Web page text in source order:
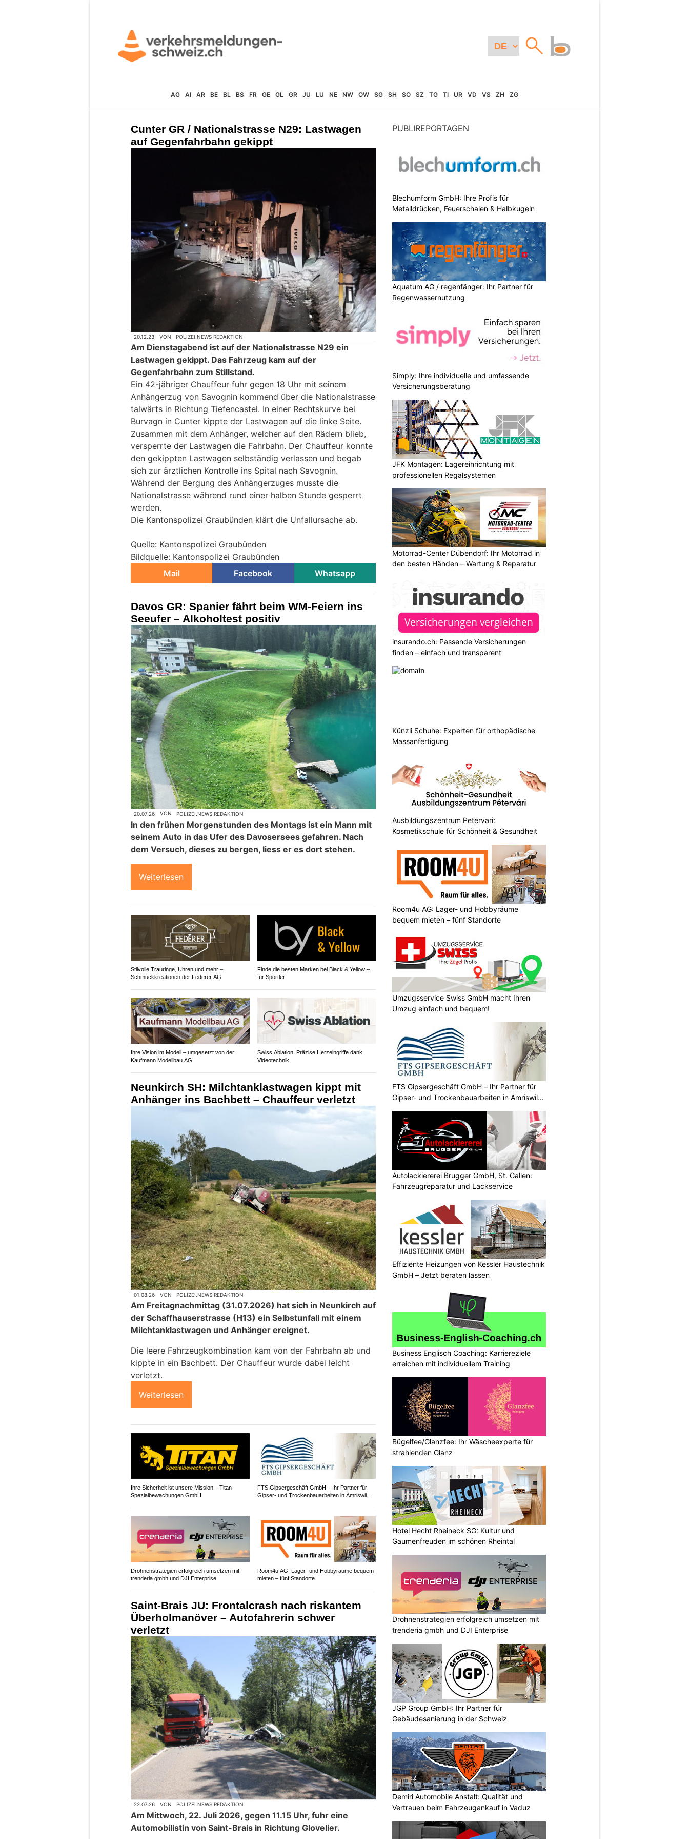
AG AI AR BE BL BS FR GE GL GR JU LU NE NW OW SG SH SO SZ TG TI UR VD VS ZH ZG
Cunter GR / Nationalstrasse N29: Lastwagen
auf Gegenfahrbahn gekippt
20.12.23 VON POLIZEI.NEWS REDAKTION
Am Dienstagabend ist auf der Nationalstrasse N29 ein
Lastwagen gekippt. Das Fahrzeug kam auf der
Gegenfahrbahn zum Stillstand.
Ein 42-jähriger Chauffeur fuhr gegen 18 Uhr mit seinem
Anhängerzug von Savognin kommend über die Nationalstrasse
talwärts in Richtung Tiefencastel. In einer Rechtskurve bei
Burvagn in Cunter kippte der Lastwagen auf die linke Seite.
Zusammen mit dem Anhänger, welcher auf den Rädern blieb,
versperrte der Lastwagen die Fahrbahn. Der Chauffeur konnte
den gekippten Lastwagen selbständig verlassen und begab
sich zur ärztlichen Kontrolle ins Spital nach Savognin.
Während der Bergung des Anhängerzuges musste die
Nationalstrasse während rund einer halben Stunde gesperrt
werden.
Die Kantonspolizei Graubünden klärt die Unfallursache ab.
Quelle: Kantonspolizei Graubünden
Bildquelle: Kantonspolizei Graubünden
Mail
Facebook Whatsapp
Davos GR: Spanier fährt beim WM-Feiern ins
Seeufer – Alkoholtest positiv
20.07.26 VON POLIZEI.NEWS REDAKTION
In den frühen Morgenstunden des Montags ist ein Mann mit
seinem Auto in das Ufer des Davosersees gefahren. Nach
dem Versuch, dieses zu bergen, liess er es dort stehen.
Weiterlesen
Stilvolle Trauringe, Uhren und mehr –
Schmuckkreationen der Federer AG
Finde die besten Marken bei Black & Yellow –
für Sportler
Ihre Vision im Modell – umgesetzt von der
Kaufmann Modellbau AG
Swiss Ablation: Präzise Herzeingriffe dank
Videotechnik
Neunkirch SH: Milchtanklastwagen kippt mit
Anhänger ins Bachbett – Chauffeur verletzt
01.08.26 VON POLIZEI.NEWS REDAKTION
Am Freitagnachmittag (31.07.2026) hat sich in Neunkirch auf
der Schaffhauserstrasse (H13) ein Selbstunfall mit einem
Milchtanklastwagen und Anhänger ereignet.
Die leere Fahrzeugkombination kam von der Fahrbahn ab und
kippte in ein Bachbett. Der Chauffeur wurde dabei leicht
verletzt.
Weiterlesen
Ihre Sicherheit ist unsere Mission – Titan
Spezialbewachungen GmbH
FTS Gipsergeschäft GmbH – Ihr Partner für
Gipser- und Trockenbauarbeiten in Amriswil
Drohnenstrategien erfolgreich umsetzen mit
trenderia gmbh und DJI Enterprise
Room4u AG: Lager- und Hobbyräume bequem
mieten – fünf Standorte
Saint-Brais JU: Frontalcrash nach riskantem
Überholmanöver – Autofahrerin schwer
verletzt
22.07.26 VON POLIZEI.NEWS REDAKTION
Am Mittwoch, 22. Juli 2026, gegen 11.15 Uhr, fuhr eine
Automobilistin von Saint-Brais in Richtung Glovelier.
PUBLIREPORTAGEN
Blechumform GmbH: Ihre Profis für
Metalldrücken, Feuerschalen & Halbkugeln
Aquatum AG / regenfänger: Ihr Partner für
Regenwassernutzung
Simply: Ihre individuelle und umfassende
Versicherungsberatung
JFK Montagen: Lagereinrichtung mit
professionellen Regalsystemen
Motorrad-Center Dübendorf: Ihr Motorrad in
den besten Händen – Wartung & Reparatur
insurando.ch: Passende Versicherungen
finden – einfach und transparent
Künzli Schuhe: Experten für orthopädische
Massanfertigung
Ausbildungszentrum Petervari:
Kosmetikschule für Schönheit & Gesundheit
Room4u AG: Lager- und Hobbyräume
bequem mieten – fünf Standorte
Umzugsservice Swiss GmbH macht Ihren
Umzug einfach und bequem!
FTS Gipsergeschäft GmbH – Ihr Partner für
Gipser- und Trockenbauarbeiten in Amriswil
Autolackiererei Brugger GmbH, St. Gallen:
Fahrzeugreparatur und Lackservice
Effiziente Heizungen von Kessler Haustechnik
GmbH – Jetzt beraten lassen
Business Englisch Coaching: Karriereziele
erreichen mit individuellem Training
Bügelfee/Glanzfee: Ihr Wäscheexperte für
strahlenden Glanz
Hotel Hecht Rheineck SG: Kultur und
Gaumenfreuden im schönen Rheintal
Drohnenstrategien erfolgreich umsetzen mit
trenderia gmbh und DJI Enterprise
JGP Group GmbH: Ihr Partner für
Gebäudesanierung in der Schweiz
Demiri Automobile Anstalt: Qualität und
Vertrauen beim Fahrzeugankauf in Vaduz